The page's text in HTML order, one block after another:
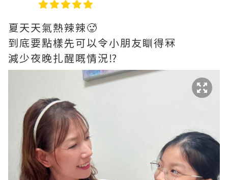
夏天天氣熱辣辣🥵
到底要點樣先可以令小朋友瞓得冧
減少夜晚扎醒嘅情況⁉️